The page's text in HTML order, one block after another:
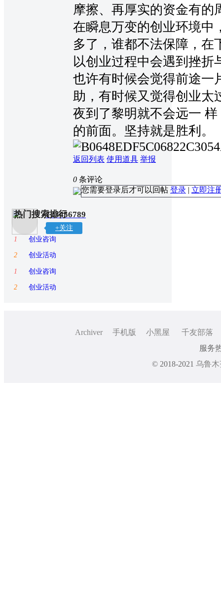
摩擦、再厚实的资金有的
在瞬息万变的创业环境中
多了，谁都不法保障，在
以创业过程中会遇到挫折
也许有时候会觉得前途一
助，有时候又觉得创业太
夜到了黎明就不会远一
的前面。坚持就是胜利。
返回列表 使用道具 举报
0 条评论
您需要登录后才可以回帖 登录 | 立即注
123456789
+关注
热门搜索排行
1 创业咨询
2 创业活动
1 创业咨询
2 创业活动
Archiver 手机版 小黑屋
千友部落
服务
© 2018-2021 乌鲁